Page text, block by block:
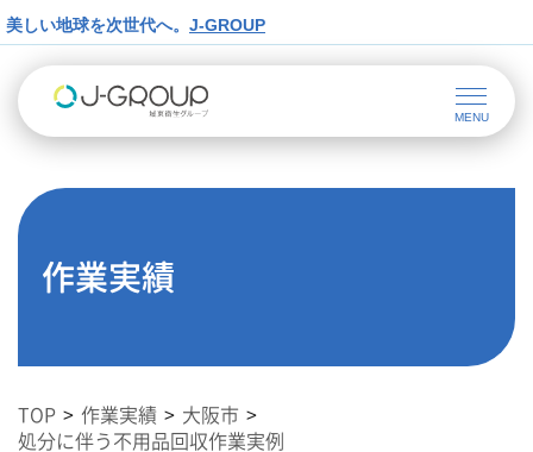
美しい地球を次世代へ。 J-GROUP
作業実績
TOP 作業実績
大阪市
処分に伴う不用品回収作業実例